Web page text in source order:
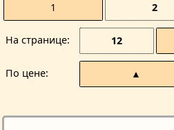
1
2
На странице 12
По цене ▲